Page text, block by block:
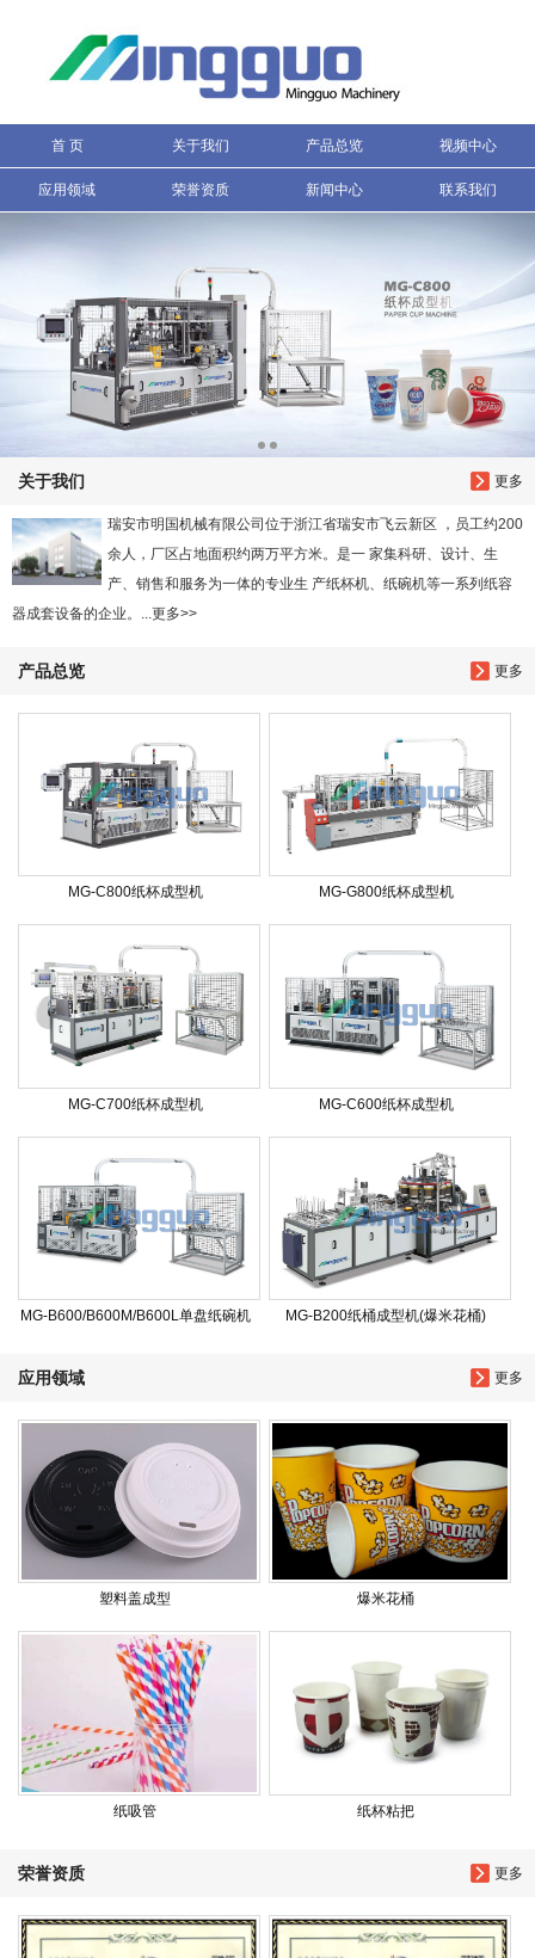
首 页 关于我们 产品总览 视频中心
应用领域 荣誉资质 新闻中心 联系我们
更多
关于我们
瑞安市明国机械有限公司位于浙江省瑞安市飞云新区 ，员工约200
余人，厂区占地面积约两万平方米。是一 家集科研、设计、生
产、销售和服务为一体的专业生 产纸杯机、纸碗机等一系列纸容
器成套设备的企业。...更多>>
更多
产品总览
MG-C800纸杯成型机 MG-G800纸杯成型机
MG-C700纸杯成型机 MG-C600纸杯成型机
MG-B600/B600M/B600L单盘纸碗机 MG-B200纸桶成型机(爆米花桶)
更多
应用领域
塑料盖成型 爆米花桶
纸吸管 纸杯粘把
更多
荣誉资质
信息搜索
搜索